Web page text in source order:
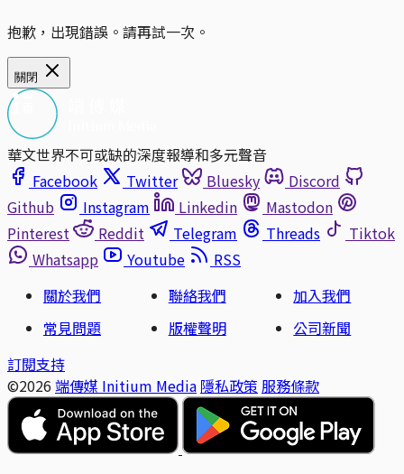
抱歉，出現錯誤。請再試一次。
關閉
華文世界不可或缺的深度報導和多元聲音
Facebook
Twitter Bluesky
Discord
Github
Instagram Linkedin
Mastodon
Pinterest
Reddit Telegram Threads
Tiktok
Whatsapp
Youtube
RSS
關於我們
聯絡我們
加入我們
常見問題
版權聲明
公司新聞
訂閱支持
©2026 端傳媒 Initium Media 隱私政策 服務條款